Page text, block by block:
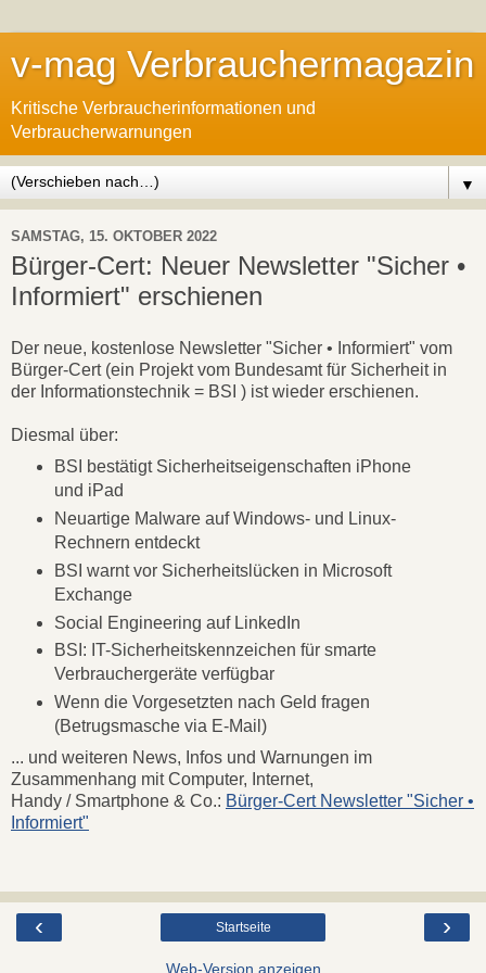
v-mag Verbrauchermagazin
Kritische Verbraucherinformationen und
Verbraucherwarnungen
▼
SAMSTAG, 15. OKTOBER 2022
Bürger-Cert: Neuer Newsletter "Sicher •
Informiert" erschienen
Der neue, kostenlose Newsletter "Sicher • Informiert" vom
Bürger-Cert (ein Projekt vom Bundesamt für Sicherheit in
der Informationstechnik = BSI ) ist wieder erschienen.
Diesmal über:
BSI bestätigt Sicherheitseigenschaften iPhone
und iPad
Neuartige Malware auf Windows- und Linux-
Rechnern entdeckt
BSI warnt vor Sicherheitslücken in Microsoft
Exchange
Social Engineering auf LinkedIn
BSI: IT-Sicherheitskennzeichen für smarte
Verbrauchergeräte verfügbar
Wenn die Vorgesetzten nach Geld fragen
(Betrugsmasche via E-Mail)
... und weiteren News, Infos und Warnungen im
Zusammenhang mit Computer, Internet,
Handy / Smartphone & Co.: Bürger-Cert Newsletter "Sicher •
Informiert"
‹ ›
Startseite
Web-Version anzeigen